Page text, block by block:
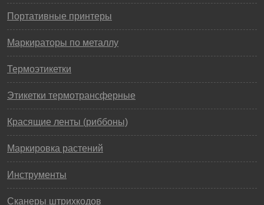
Портативные принтеры
Маркираторы по металлу
Термоэтикетки
Этикетки термотрансферные
Красящие ленты (риббоны)
Маркировка растений
Инструменты
Сканеры штрихкодов